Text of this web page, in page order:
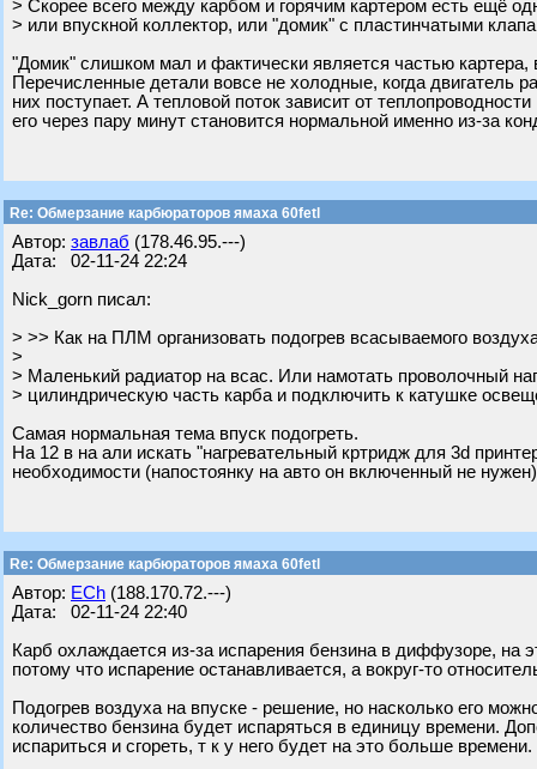
> Скорее всего между карбом и горячим картером есть ещё
> или впускной коллектор, или "домик" с пластинчатыми
"Домик" слишком мал и фактически является частью
Перечисленные детали вовсе не холодные, когда двигатель
них поступает. А тепловой поток зависит от
его через пару минут становится нормальной именно из-за
Re: Обмерзание карбюраторов ямаха 60fetl
Автор: завлаб (178.46.95.---)
Дата: 02-11-24 22:24
Nick_gorn писал:
> >> Как на ПЛМ организовать подогрев всасываемого
>
> Маленький радиатор на всас. Или намотать проволочный
> цилиндрическую часть карба и подключить к катушке
Самая нормальная тема впуск подогреть.
На 12 в на али искать "нагревательный кртридж для 3d
необходимости (напостоянку на авто он включенный не нужен)
Re: Обмерзание карбюраторов ямаха 60fetl
Автор: ECh (188.170.72.---)
Дата: 02-11-24 22:40
Карб охлаждается из-за испарения бензина в диффузоре, на
потому что испарение останавливается, а вокруг-то
Подогрев воздуха на впуске - решение, но насколько его
количество бензина будет испаряться в единицу времени.
испариться и сгореть, т к у него будет на это больше времени.